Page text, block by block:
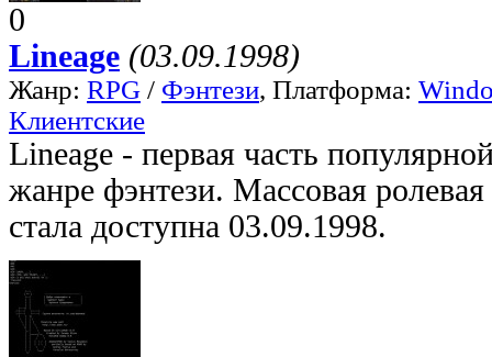
0
Lineage (03.09.1998)
Жанр: RPG / Фэнтези, Платформа:
Клиентские
Lineage - первая часть
жанре фэнтези. Массовая
стала доступна 03.09.1998.